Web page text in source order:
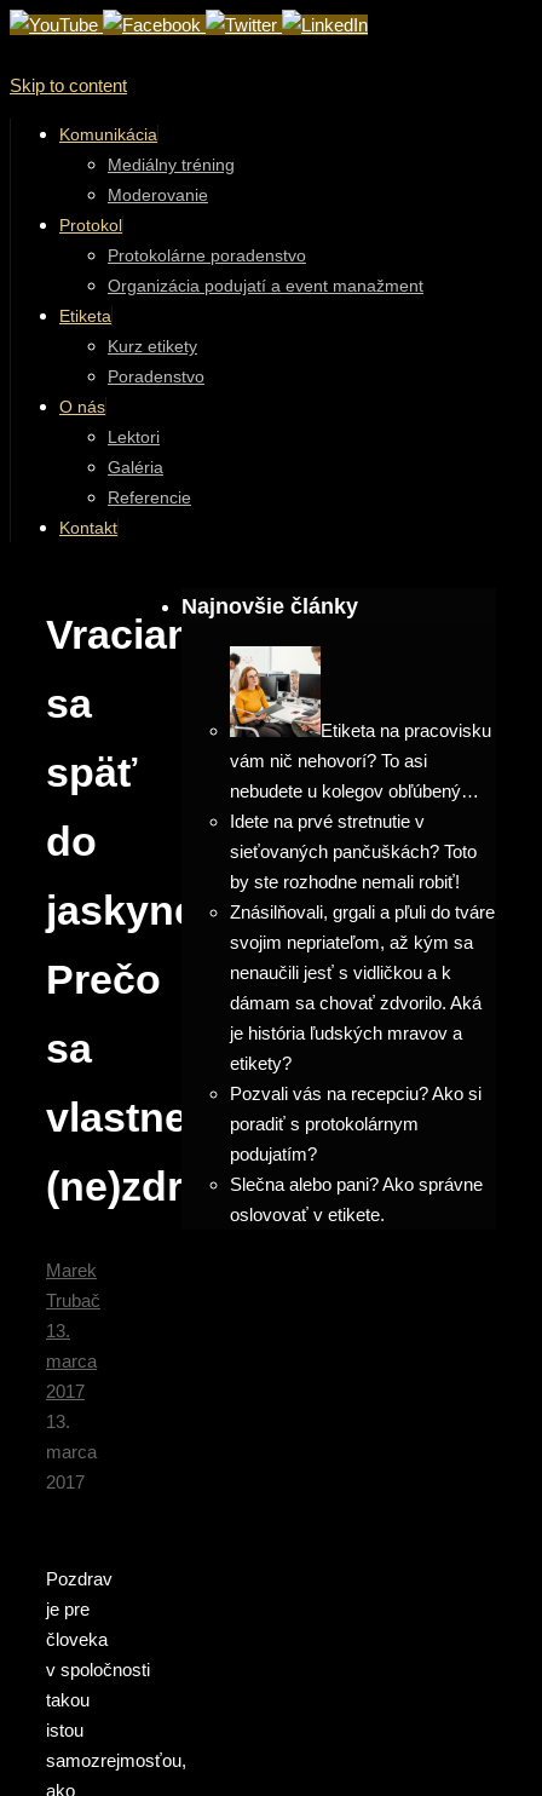
Skip to content
Komunikácia
Mediálny tréning
Moderovanie
Protokol
Protokolárne poradenstvo
Organizácia podujatí a event manažment
Etiketa
Kurz etikety
Poradenstvo
O nás
Lektori
Galéria
Referencie
Kontakt
Vraciame
sa
späť
do
jaskyne?!
Prečo
sa
vlastne
(ne)zdravíme?
Marek
Trubač
13.
marca
2017
13.
marca
2017
Pozdrav
je pre
človeka
v spoločnosti
takou
istou
samozrejmosťou,
ako
Najnovšie články
Etiketa na pracovisku
vám nič nehovorí? To asi
nebudete u kolegov obľúbený…
Idete na prvé stretnutie v
sieťovaných pančuškách? Toto
by ste rozhodne nemali robiť!
Znásilňovali, grgali a pľuli do tváre
svojim nepriateľom, až kým sa
nenaučili jesť s vidličkou a k
dámam sa chovať zdvorilo. Aká
je história ľudských mravov a
etikety?
Pozvali vás na recepciu? Ako si
poradiť s protokolárnym
podujatím?
Slečna alebo pani? Ako správne
oslovovať v etikete.